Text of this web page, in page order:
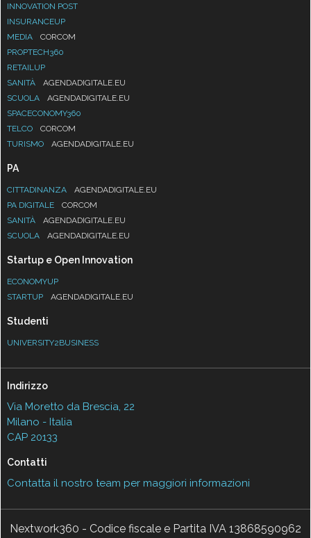
INNOVATION POST
INSURANCEUP
MEDIA
CORCOM
PROPTECH360
RETAILUP
SANITÀ
AGENDADIGITALE.EU
SCUOLA
AGENDADIGITALE.EU
SPACECONOMY360
TELCO
CORCOM
TURISMO
AGENDADIGITALE.EU
PA
CITTADINANZA
AGENDADIGITALE.EU
PA DIGITALE
CORCOM
SANITÀ
AGENDADIGITALE.EU
SCUOLA
AGENDADIGITALE.EU
Startup e Open Innovation
ECONOMYUP
STARTUP
AGENDADIGITALE.EU
Studenti
UNIVERSITY2BUSINESS
Indirizzo
Via Moretto da Brescia, 22
Milano - Italia
CAP 20133
Contatti
Contatta il nostro team per maggiori informazioni
Nextwork360 - Codice fiscale e Partita IVA 13868590962